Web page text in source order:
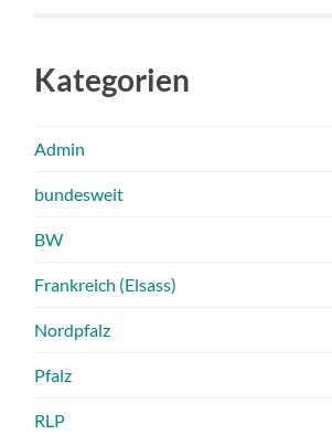
Kategorien
Admin
bundesweit
BW
Frankreich (Elsass)
Nordpfalz
Pfalz
RLP